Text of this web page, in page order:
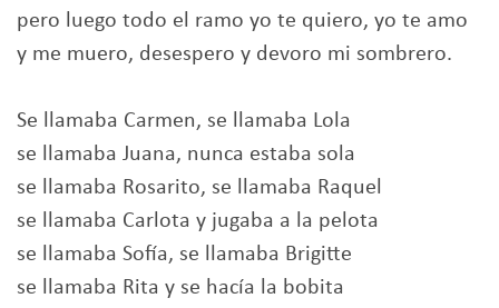
pero luego todo el ramo yo te quiero, yo te amo
y me muero, desespero y devoro mi sombrero.
Se llamaba Carmen, se llamaba Lola
se llamaba Juana, nunca estaba sola
se llamaba Rosarito, se llamaba Raquel
se llamaba Carlota y jugaba a la pelota
se llamaba Sofía, se llamaba Brigitte
se llamaba Rita y se hacía la bobita